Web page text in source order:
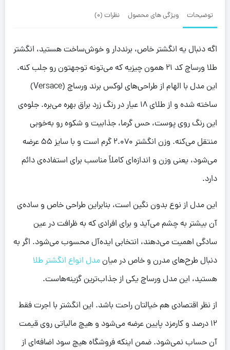
توضیحات ویژگی های محصول نظرات (0)
اگه دنبال یه انگشتر خاص، برنددار و خوش‌ساخت هستید، انگشتر
طلا ورساچ کد 21 همون چیزیه که می‌تونه توجهتون رو جلب کنه.
این مدل با الهام از طراحی‌های لوکس برند ورساچ (Versace)
ساخته شده و از طلای 18 عیار در رنگ زرد براق بهره می‌بره. جلوه‌ی
این رنگ روی پوست، حس گرما، جذابیت و شکوه رو به‌خوبی
منتقل می‌کنه. وزن انگشتر 2.070 گرم است و با سایز 55 عرضه
می‌شود، یعنی وزن و اندازه‌ای کاملاً مناسب برای استفاده‌ی دائم
دارد.
این مدل از نوع بدون نگین است، بنابراین طراحی خاص و ساده‌ی
آن بیشتر به چشم می‌آید و برای افرادی که به ظرافت در عین
سادگی اهمیت می‌دهند، انتخابی ایده‌آل محسوب می‌شود. اگر به
دنبال طرح‌های مدرن و خاص در میانمدل انواع انگشتر طلا
هستید، این مدل ورساچ یکی از جذاب‌ترین گزینه‌هاست.
از نظر اقتصادی هم خیالتان راحت باشد. این انگشتر با اجرت فقط
12 درصد و کارمزد پایین عرضه می‌شود و هیچ مالیاتی روی قیمت
آن حساب نمی‌شود. ضمن اینکه فروشگاه هیچ سود اضافه‌ای از